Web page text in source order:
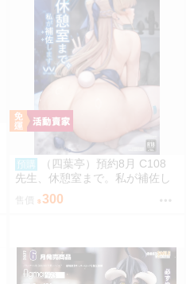
預購
（四葉亭）預約8月 C108
先生、休憩室まで。私が補佐し
ますVV かのぱん
售價 300